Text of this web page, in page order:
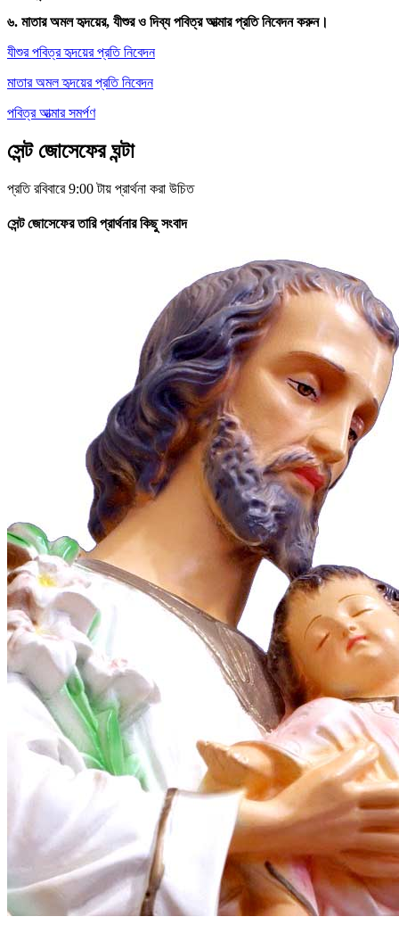
৬. মাতার অমল হৃদয়ের, যীশুর ও দিব্য পবিত্র আত্মার প্রতি নিবেদন করুন।
যীশুর পবিত্র হৃদয়ের প্রতি নিবেদন
মাতার অমল হৃদয়ের প্রতি নিবেদন
পবিত্র আত্মার সমর্পণ
সেন্ট জোসেফের ঘন্টা
প্রতি রবিবারে 9:00 টায় প্রার্থনা করা উচিত
সেন্ট জোসেফের তারি প্রার্থনার কিছু সংবাদ